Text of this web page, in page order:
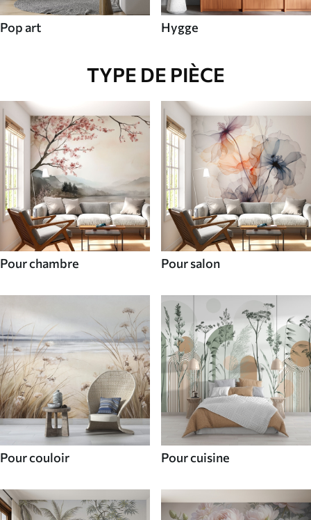
Pop art Hygge
TYPE DE PIÈCE
Pour chambre Pour salon
Pour couloir Pour cuisine